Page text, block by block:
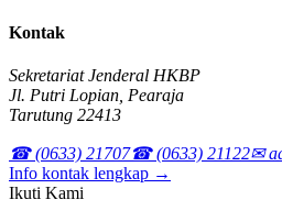
Kontak
Sekretariat Jenderal HKBP
Jl. Putri Lopian, Pearaja
Tarutung 22413
☎ (0633) 21707☎ (0633) 21122✉
Info kontak lengkap →
Ikuti Kami